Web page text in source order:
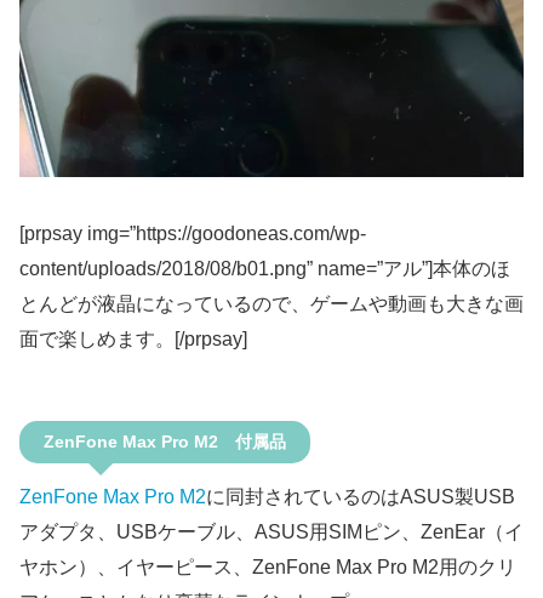
[prpsay img=”https://goodoneas.com/wp-
content/uploads/2018/08/b01.png” name=”アル”]本体のほ
とんどが液晶になっているので、ゲームや動画も大きな画
面で楽しめます。[/prpsay]
ZenFone Max Pro M2 付属品
ZenFone Max Pro M2に同封されているのはASUS製USB
アダプタ、USBケーブル、ASUS用SIMピン、ZenEar（イ
ヤホン）、イヤーピース、ZenFone Max Pro M2用のクリ